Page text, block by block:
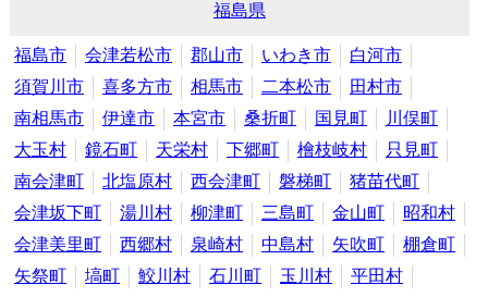
福島県
福島市 会津若松市 郡山市 いわき市
白河市
須賀川市
喜多方市 相馬市 二本松市
田村市
南相馬市
伊達市 本宮市 桑折町 国見町
川俣町
大玉村
鏡石町 天栄村 下郷町 檜枝岐村
只見町
南会津町
北塩原村 西会津町 磐梯町
猪苗代町
会津坂下町
湯川村 柳津町 三島町 金山町
昭和村
会津美里町
西郷村 泉崎村 中島村 矢吹町
棚倉町
矢祭町
塙町 鮫川村 石川町 玉川村
平田村